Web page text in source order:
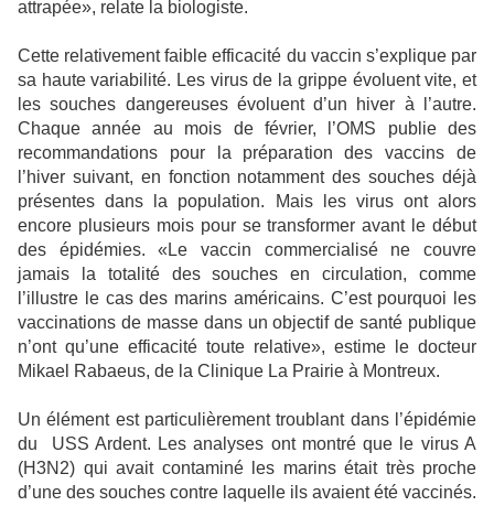
attrapée», relate la biologiste.
Cette relativement faible efficacité du vaccin s’explique par
sa haute variabilité. Les virus de la grippe évoluent vite, et
les souches dangereuses évoluent d’un hiver à l’autre.
Chaque année au mois de février, l’OMS publie des
recommandations pour la préparation des vaccins de
l’hiver suivant, en fonction notamment des souches déjà
présentes dans la population. Mais les virus ont alors
encore plusieurs mois pour se transformer avant le début
des épidémies. «Le vaccin commercialisé ne couvre
jamais la totalité des souches en circulation, comme
l’illustre le cas des marins américains. C’est pourquoi les
vaccinations de masse dans un objectif de santé publique
n’ont qu’une efficacité toute relative», estime le docteur
Mikael Rabaeus, de la Clinique La Prairie à Montreux.
Un élément est particulièrement troublant dans l’épidémie
du USS Ardent. Les analyses ont montré que le virus A
(H3N2) qui avait contaminé les marins était très proche
d’une des souches contre laquelle ils avaient été vaccinés.